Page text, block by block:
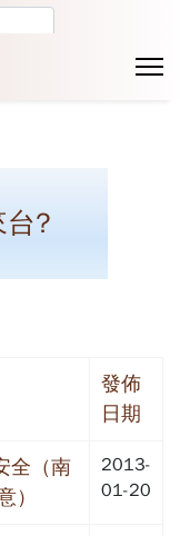
?
發佈
日期
全（南
）
2013-
01-20